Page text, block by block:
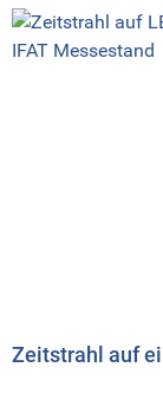
Zeitstrahl auf